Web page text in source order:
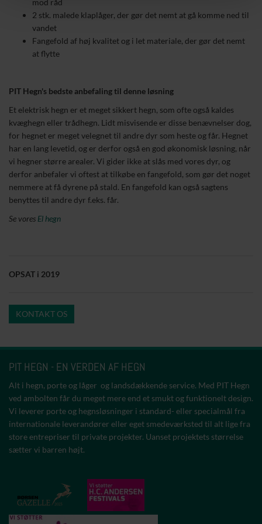
mod råd
2 stk. malede klaplåger, der gør det nemt at gå komme ned til
vandet
Fangefold af høj kvalitet og i let materiale, der gør det nemt
at flytte
PIT Hegn's bedste anbefaling til denne løsning
Et elektrisk hegn er et meget sikkert hegn, som ofte også kaldes
kvæghegn eller trådhegn. Lidt misvisende er disse benævnelser dog,
for hegnet er meget velegnet til andre dyr som heste og får. Hegnet
har en lang levetid, og er derfor også en god økonomisk løsning, når
vi hegner større arealer. Vi gider ikke at slås med vores dyr, og
derfor anbefaler vi oftest at tilkøbe en fangefold, som gør det noget
nemmere at få dyrene på stald. En fangefold kan også sagtens
benyttes til andre dyr f.eks. får.
Se vores El hegn
OPSAT i 2019
KONTAKT OS
PIT HEGN - EN VERDEN AF HEGN
Alt i hegn, porte og låger og landsdækkende service. Med PIT Hegn
ved ambolten får du meget mere end et smukt og funktionelt design.
Vi leverer porte og hegnsløsninger i standard- eller specialmål fra
internationale leverandører eller eget smedeværksted til alt lige fra
store entrepriser til private projekter. Uanset projektets størrelse
sætter vi barren højt.